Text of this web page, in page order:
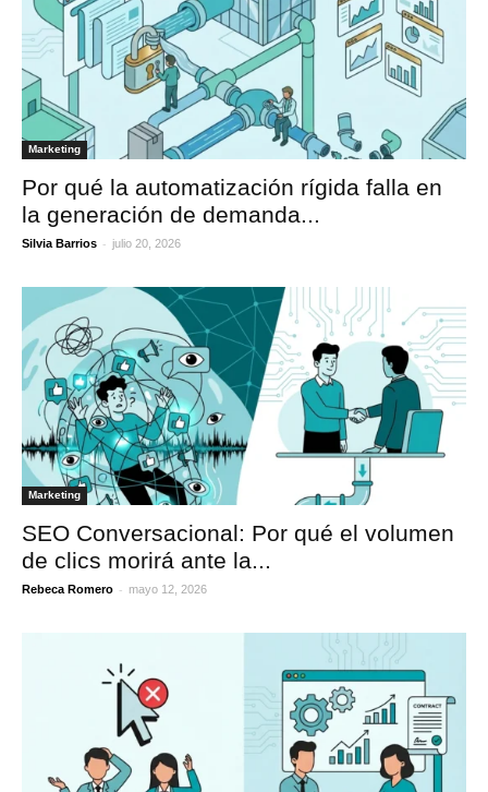
Marketing
Por qué la automatización rígida falla en
la generación de demanda...
Silvia Barrios - julio 20, 2026
Marketing
SEO Conversacional: Por qué el volumen
de clics morirá ante la...
Rebeca Romero - mayo 12, 2026